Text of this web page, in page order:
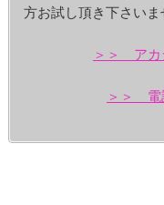
方お試し頂き下さいま
＞＞ アカ
＞＞ 電